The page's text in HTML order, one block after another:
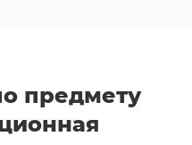
предмету